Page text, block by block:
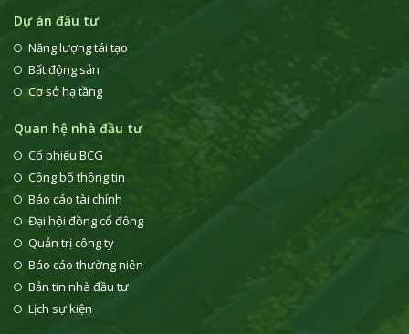
Dự án đầu tư
Năng lượng tái tạo
Bất động sản
Cơ sở hạ tầng
Quan hệ nhà đầu tư
Cổ phiếu BCG
Công bố thông tin
Báo cáo tài chính
Đại hội đồng cổ đông
Quản trị công ty
Báo cáo thường niên
Bản tin nhà đầu tư
Lịch sự kiện